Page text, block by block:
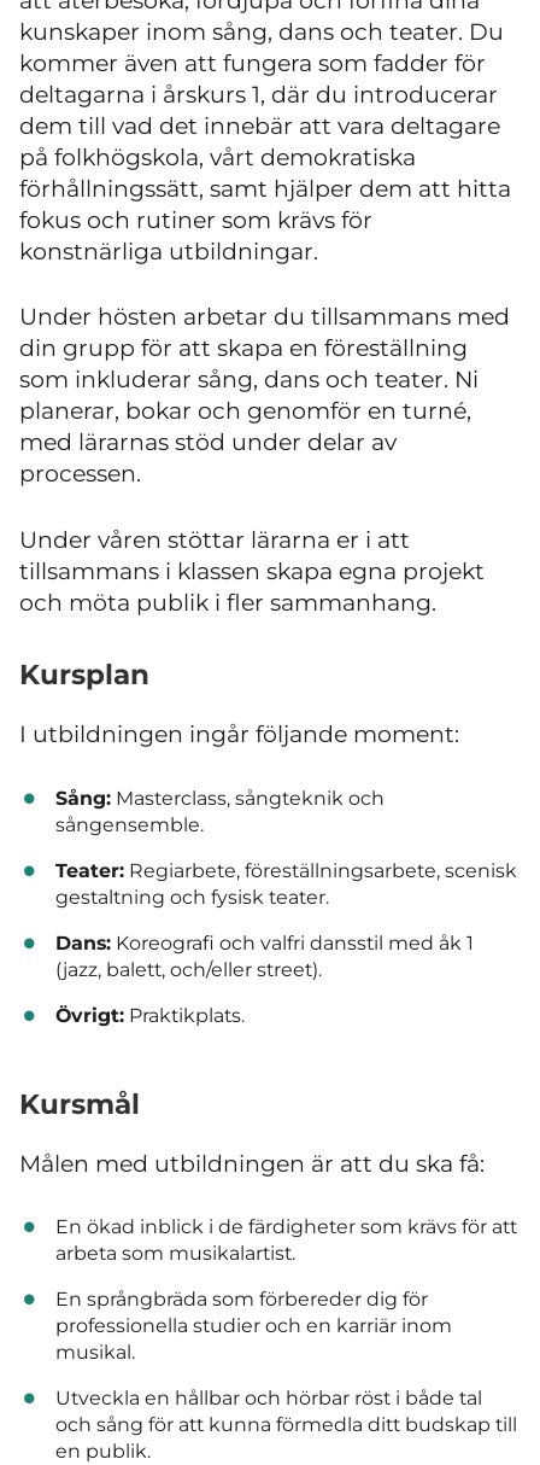
kunskaper inom sång, dans och teater. Du
kommer även att fungera som fadder för
deltagarna i årskurs 1, där du introducerar
dem till vad det innebär att vara deltagare
på folkhögskola, vårt demokratiska
förhållningssätt, samt hjälper dem att hitta
fokus och rutiner som krävs för
konstnärliga utbildningar.
Under hösten arbetar du tillsammans med
din grupp för att skapa en föreställning
som inkluderar sång, dans och teater. Ni
planerar, bokar och genomför en turné,
med lärarnas stöd under delar av
processen.
Under våren stöttar lärarna er i att
tillsammans i klassen skapa egna projekt
och möta publik i fler sammanhang.
Kursplan
I utbildningen ingår följande moment:
Sång:Masterclass, sångteknik och
sångensemble.
Teater:Regiarbete, föreställnings­arbete, scenisk
gestaltning och fysisk teater.
Dans:Koreografi och valfri dansstil med åk 1
(jazz, balett, och/eller street).
Övrigt:Praktikplats.
Kursmål
Målen med utbildningen är att du ska få:
En ökad inblick i de färdigheter som krävs för att
arbeta som musikalartist.
En språngbräda som förbereder dig för
professionella studier och en karriär inom
musikal.
Utveckla en hållbar och hörbar röst i både tal
och sång för att kunna förmedla ditt budskap till
en publik.